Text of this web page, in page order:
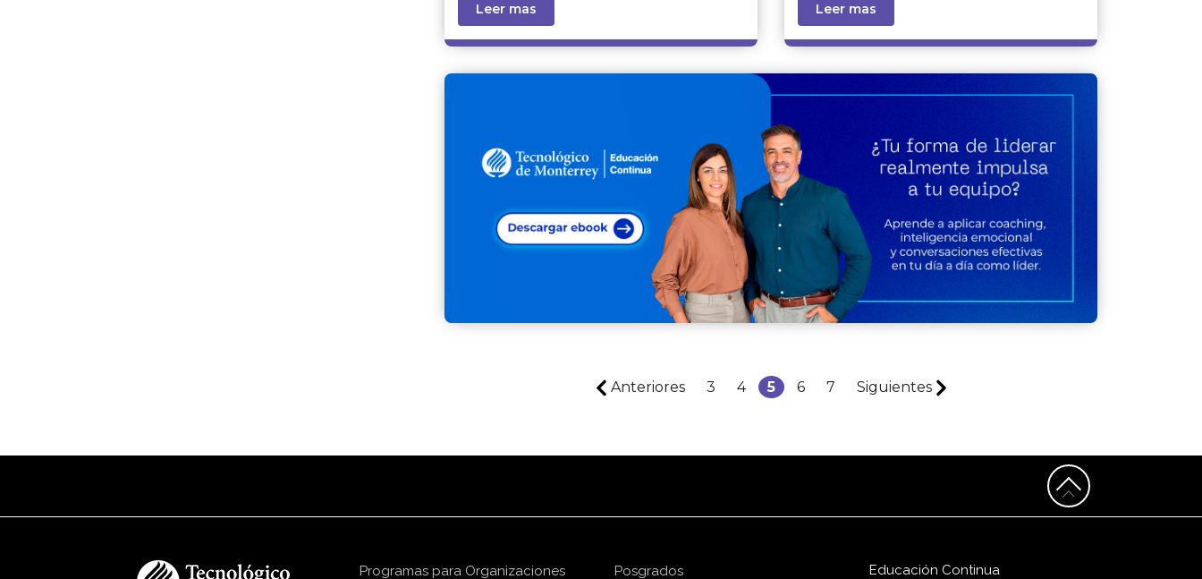
Leer mas Leer mas
Anteriores 3 4 5 6 7 Siguientes
Programas para Organizaciones Posgrados Educación Continua